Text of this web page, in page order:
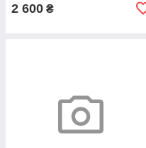
2 600 ₴